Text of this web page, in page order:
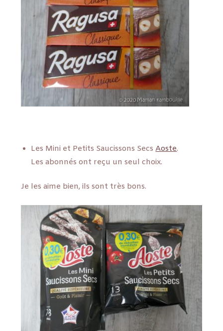
Les Mini et Petits Saucissons SecsAoste.
Les abonnés ont reçu un seul choix.
Je les aime bien, ils sont très bons.